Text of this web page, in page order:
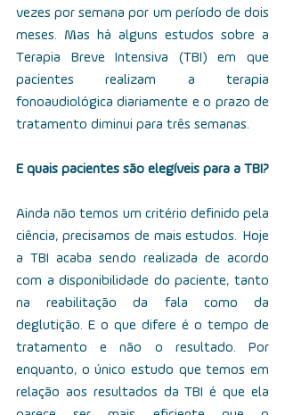
vezes por semana por um período de dois
meses. Mas há alguns estudos sobre a
Terapia Breve Intensiva (TBI) em que
pacientes realizam a terapia
fonoaudiológica diariamente e o prazo de
tratamento diminui para três semanas.
E quais pacientes são elegíveis para a TBI?
Ainda não temos um critério definido pela
ciência, precisamos de mais estudos.   Hoje
a TBI acaba sendo realizada de acordo
com a disponibilidade do paciente, tanto
na reabilitação da fala como da
deglutição. E o que difere é o tempo de
tratamento e não o resultado. Por
enquanto, o único estudo que temos em
relação aos resultados da TBI é que ela